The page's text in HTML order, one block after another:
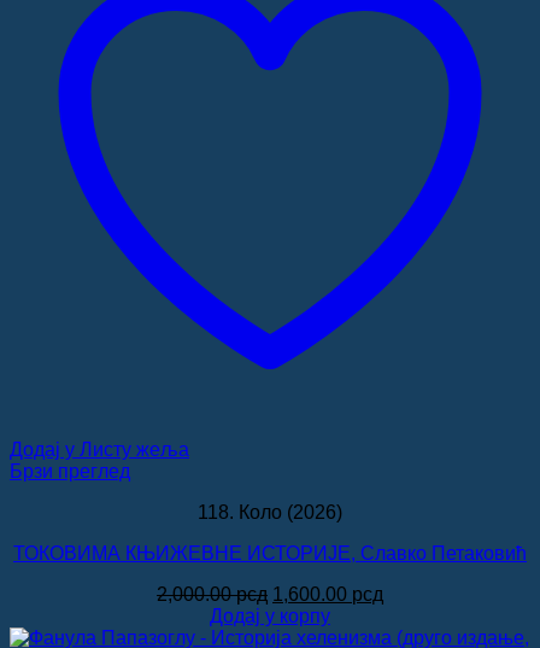
Додај у Листу жеља
Брзи преглед
118. Коло (2026)
ТОКОВИМА КЊИЖЕВНЕ ИСТОРИЈЕ, Славко Петаковић
2,000.00рсд Оригинална
цена
је
1,600.00 рсд
је:
Додај у корпу